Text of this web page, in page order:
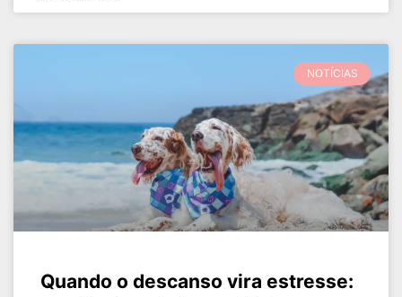
NOTÍCIAS
Quando o descanso vira estresse: